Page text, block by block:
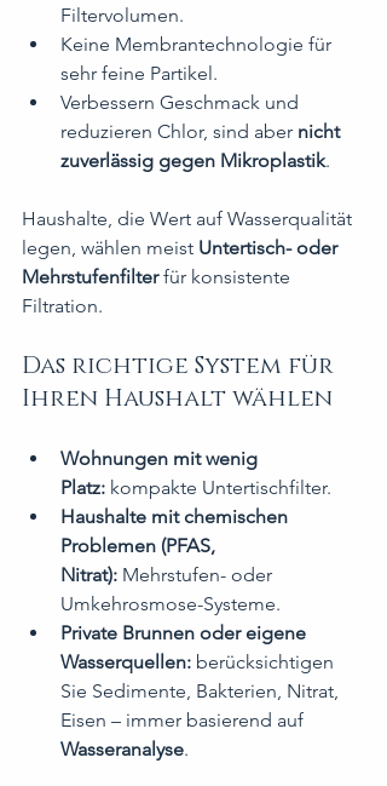
Filtervolumen.
Keine Membrantechnologie für
sehr feine Partikel.
Verbessern Geschmack und
reduzieren Chlor, sind aber nicht
zuverlässig gegen Mikroplastik.
Haushalte, die Wert auf Wasserqualität
legen, wählen meist Untertisch- oder
Mehrstufenfilter für konsistente
Filtration.
Das richtige System für
Ihren Haushalt wählen
Wohnungen mit wenig
Platz: kompakte Untertischfilter.
Haushalte mit chemischen
Problemen (PFAS,
Nitrat): Mehrstufen- oder
Umkehrosmose-Systeme.
Private Brunnen oder eigene
Wasserquellen: berücksichtigen
Sie Sedimente, Bakterien, Nitrat,
Eisen – immer basierend auf
Wasseranalyse.